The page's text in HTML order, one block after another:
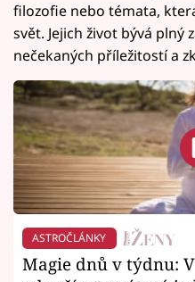
filozofie nebo témata,
svět. Jejich život bývá plný
nečekaných příležitostí a
ASTROČLÁNKY
Magie dnů v týdnu: